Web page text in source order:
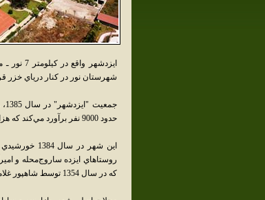
شهرستان نور در کنار درياي خزر
حدود 9000 نفر برآورد مي‌کند که هزار نفر از آن‌ها را افراد غير بومي تشکيل مي‌دهند.
اين شهر در
روستاهاي ايزده ساروج‌محله و
که در سال 1354 توسط شاهپور غلامرضا پهلوي ساخته بود گرفت. شهرداري آن نيز در تاريخ 12 بهن 1384 تأسيس شد..